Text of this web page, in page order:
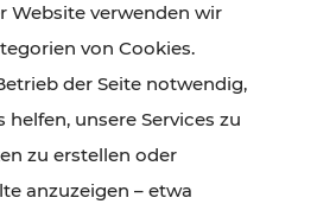
und Gastronomie,
Naturgenuss – viele
den Ticket- und Fahrplan-
und schnell erreichbar.
Website verwenden wir
von Cookies.
der Seite notwendig,
unsere Services zu
zu erstellen oder
anzuzeigen – etwa